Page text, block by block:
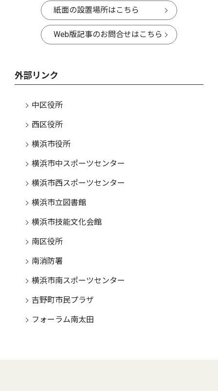
紙面の設置場所はこちら
Web版記事のお問合せはこちら
外部リンク
中区役所
西区役所
横浜市役所
横浜市中スポーツセンター
横浜市西スポーツセンター
横浜市立図書館
横浜市技能文化会館
南区役所
南消防署
横浜市南スポーツセンター
吉野町市民プラザ
フォーラム南太田